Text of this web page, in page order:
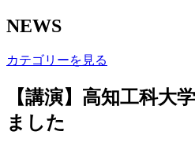
NEWS
カテゴリーを見る
【講演】高知工科大
ました